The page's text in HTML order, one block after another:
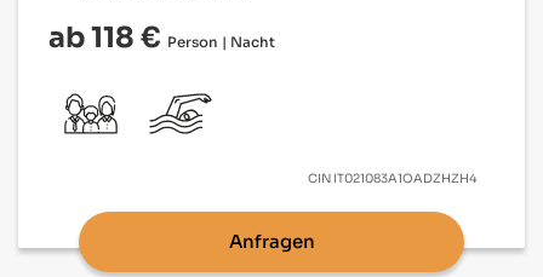
ab 118 € Person | Nacht
CIN IT021083A1OADZHZH4
Anfragen